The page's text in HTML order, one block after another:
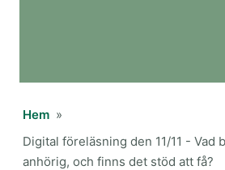
Hem »
Digital föreläsning den 11/11 - Vad
anhörig, och finns det stöd att få?